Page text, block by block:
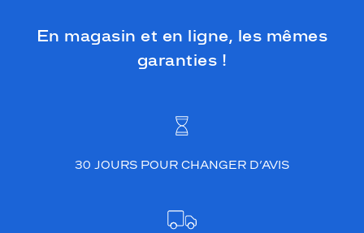
En magasin et en ligne, les mêmes
garanties !
30 JOURS POUR CHANGER D’AVIS